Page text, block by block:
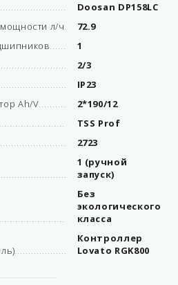
Doosan DP158LC
л/ч
72.9
1
2/3
IP23
Ah/V
2*190/12
TSS Prof
2723
1 (ручной
запуск)
Без
экологического
класса
Контроллер
Lovato RGK800